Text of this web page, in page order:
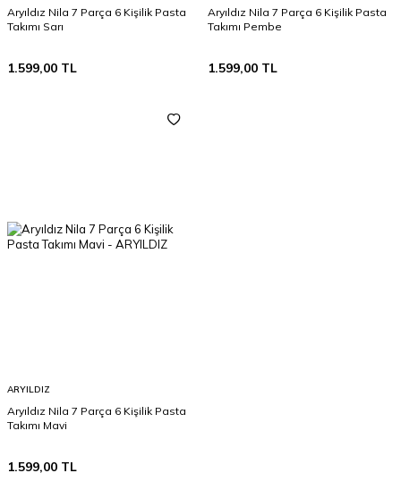
Aryıldız Nila 7 Parça 6 Kişilik Pasta
Takımı Sarı
1.599,00 TL
Aryıldız Nila 7 Parça 6 Kişilik Pasta
Takımı Pembe
1.599,00 TL
ARYILDIZ
Aryıldız Nila 7 Parça 6 Kişilik Pasta
Takımı Mavi
1.599,00 TL